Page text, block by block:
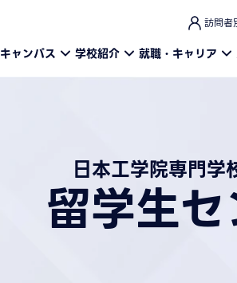
このページの本
訪問者
キャンパス 学校紹介 就職・キャリア
日本工学院専門学
留学生